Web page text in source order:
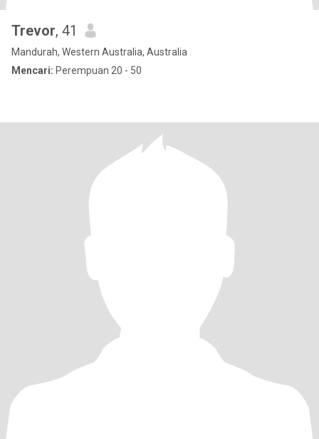
Trevor, 41
Mandurah, Western Australia, Australia
Mencari: Perempuan 20 - 50